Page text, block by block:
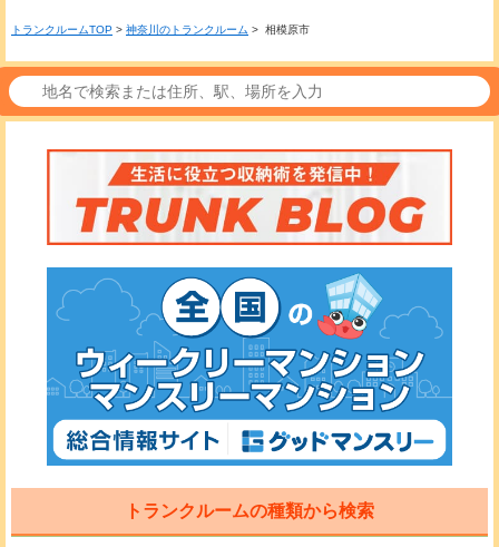
トランクルームTOP > 神奈川のトランクルーム > 相模原市
トランクルームの種類から検索